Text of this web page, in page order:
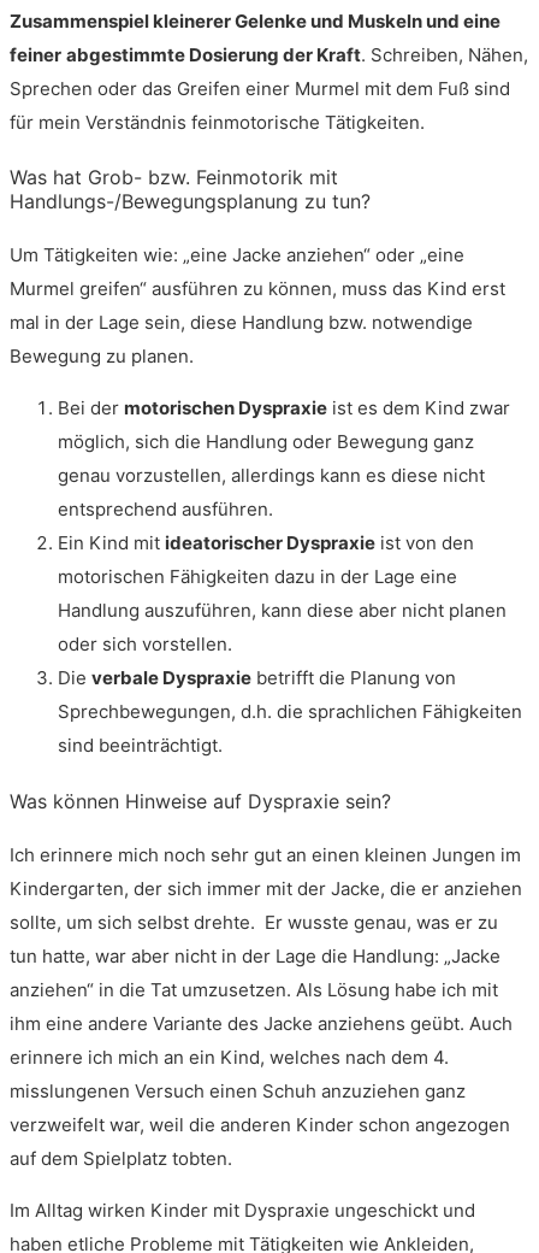
Zusammenspiel kleinerer Gelenke und Muskeln und eine
feiner abgestimmte Dosierung der Kraft. Schreiben, Nähen,
Sprechen oder das Greifen einer Murmel mit dem Fuß sind
für mein Verständnis feinmotorische Tätigkeiten.
Was hat Grob- bzw. Feinmotorik mit
Handlungs-/Bewegungsplanung zu tun?
Um Tätigkeiten wie: „eine Jacke anziehen“ oder „eine
Murmel greifen“ ausführen zu können, muss das Kind erst
mal in der Lage sein, diese Handlung bzw. notwendige
Bewegung zu planen.
Bei der motorischen Dyspraxie ist es dem Kind zwar
möglich, sich die Handlung oder Bewegung ganz
genau vorzustellen, allerdings kann es diese nicht
entsprechend ausführen.
Ein Kind mit ideatorischer Dyspraxie ist von den
motorischen Fähigkeiten dazu in der Lage eine
Handlung auszuführen, kann diese aber nicht planen
oder sich vorstellen.
Die verbale Dyspraxie betrifft die Planung von
Sprechbewegungen, d.h. die sprachlichen Fähigkeiten
sind beeinträchtigt.
Was können Hinweise auf Dyspraxie sein?
Ich erinnere mich noch sehr gut an einen kleinen Jungen im
Kindergarten, der sich immer mit der Jacke, die er anziehen
sollte, um sich selbst drehte. Er wusste genau, was er zu
tun hatte, war aber nicht in der Lage die Handlung: „Jacke
anziehen“ in die Tat umzusetzen. Als Lösung habe ich mit
ihm eine andere Variante des Jacke anziehens geübt. Auch
erinnere ich mich an ein Kind, welches nach dem 4.
misslungenen Versuch einen Schuh anzuziehen ganz
verzweifelt war, weil die anderen Kinder schon angezogen
auf dem Spielplatz tobten.
Im Alltag wirken Kinder mit Dyspraxie ungeschickt und
haben etliche Probleme mit Tätigkeiten wie Ankleiden,